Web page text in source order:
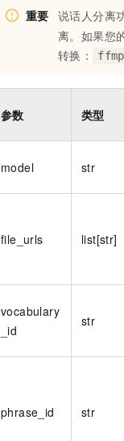
重要 说话人分离
离。如果您
转换：
参数 类型
model str
file_urls list[str]
vocabulary
_id
str
phrase_id str